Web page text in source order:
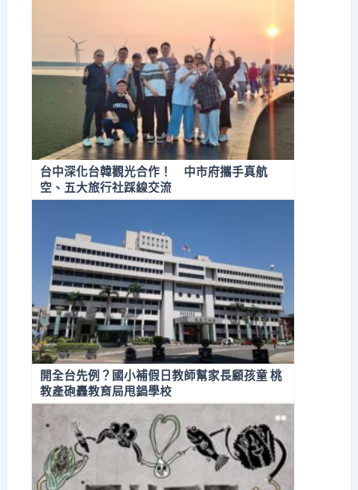
台中深化台韓觀光合作！ 中市府攜手真航
空、五大旅行社踩線交流
開全台先例？國小補假日教師幫家長顧孩童 桃
教產砲轟教育局甩鍋學校